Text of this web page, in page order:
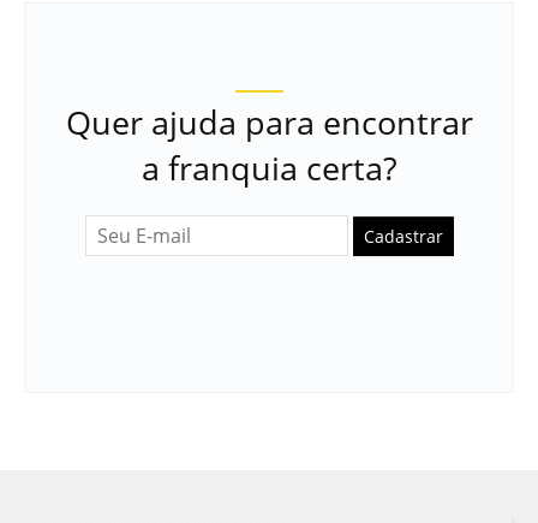
Quer ajuda para encontrar
a franquia certa?
Cadastrar